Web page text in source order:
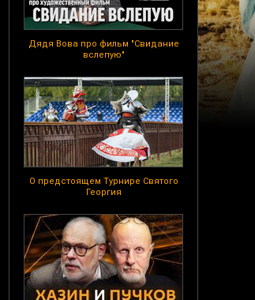
Дядя Вова про фильм "Свидание
вслепую"
О предстоящем Турнире Святого
Георгия